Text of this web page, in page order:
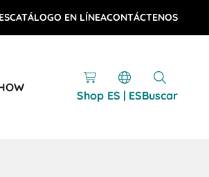
CATÁLOGO EN LÍNEACONTÁCTENOS
Shop ES | ESBuscar